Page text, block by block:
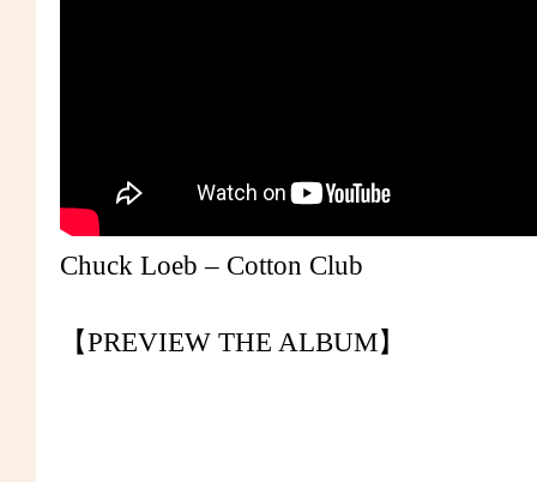
Chuck Loeb – Cotton Club
【PREVIEW THE ALBUM】